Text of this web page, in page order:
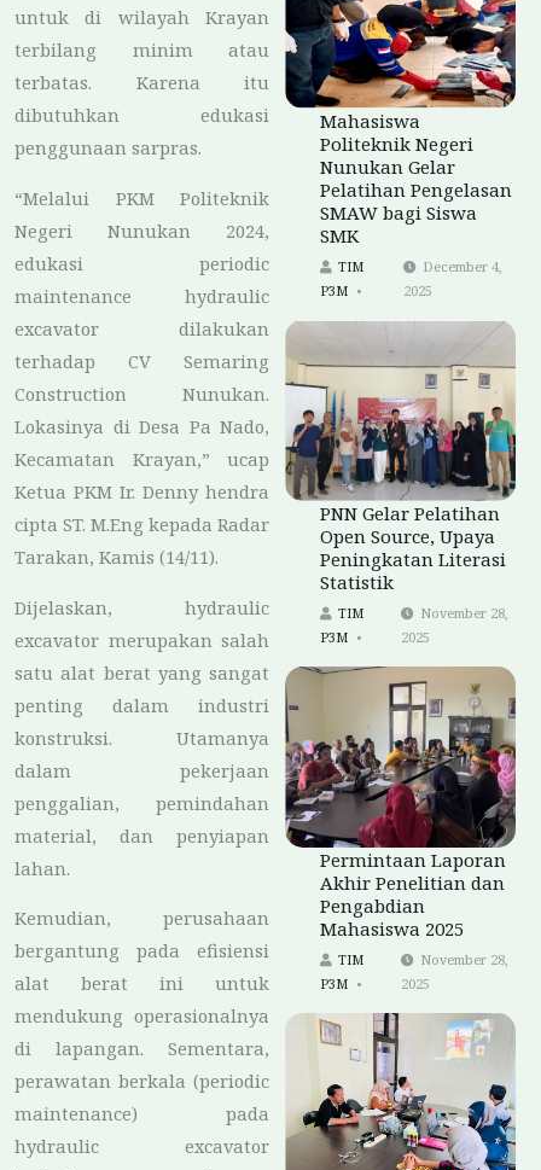
untuk di wilayah Krayan
terbilang minim atau
terbatas. Karena itu
dibutuhkan edukasi
penggunaan sarpras.
“Melalui PKM Politeknik
Negeri Nunukan 2024,
edukasi periodic
maintenance hydraulic
excavator dilakukan
terhadap CV Semaring
Construction Nunukan.
Lokasinya di Desa Pa Nado,
Kecamatan Krayan,” ucap
Ketua PKM Ir. Denny hendra
cipta ST. M.Eng kepada Radar
Tarakan, Kamis (14/11).
Dijelaskan, hydraulic
excavator merupakan salah
satu alat berat yang sangat
penting dalam industri
konstruksi. Utamanya
dalam pekerjaan
penggalian, pemindahan
material, dan penyiapan
lahan.
Kemudian, perusahaan
bergantung pada efisiensi
alat berat ini untuk
mendukung operasionalnya
di lapangan. Sementara,
perawatan berkala (periodic
maintenance) pada
hydraulic excavator
Mahasiswa
Politeknik Negeri
Nunukan Gelar
Pelatihan Pengelasan
SMAW bagi Siswa
SMK
TIM
P3M
December 4,
2025
PNN Gelar Pelatihan
Open Source, Upaya
Peningkatan Literasi
Statistik
TIM
P3M
November 28,
2025
Permintaan Laporan
Akhir Penelitian dan
Pengabdian
Mahasiswa 2025
TIM
P3M
November 28,
2025